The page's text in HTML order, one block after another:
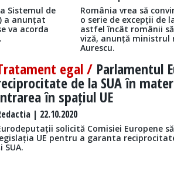
Sistemul de
a anunțat
va acorda
România vrea să
o serie de excepții de
astfel încât românii
viză, anunță ministrul
Aurescu.
egal / Parlamentul
de la SUA în
în spațiul UE
| 22.10.2020
solicită Comisiei Europene
UE pentru a garanta
SUA.